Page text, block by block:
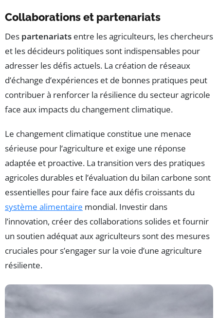
Collaborations et partenariats
Des partenariats entre les agriculteurs, les chercheurs
et les décideurs politiques sont indispensables pour
adresser les défis actuels. La création de réseaux
d’échange d’expériences et de bonnes pratiques peut
contribuer à renforcer la résilience du secteur agricole
face aux impacts du changement climatique.
Le changement climatique constitue une menace
sérieuse pour l’agriculture et exige une réponse
adaptée et proactive. La transition vers des pratiques
agricoles durables et l’évaluation du bilan carbone sont
essentielles pour faire face aux défis croissants du
système alimentaire mondial. Investir dans
l’innovation, créer des collaborations solides et fournir
un soutien adéquat aux agriculteurs sont des mesures
cruciales pour s’engager sur la voie d’une agriculture
résiliente.